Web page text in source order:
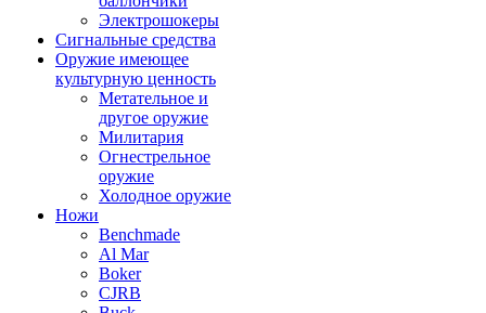
Электрошокеры
Сигнальные средства
Оружие имеющее
культурную ценность
Метательное и
другое оружие
Милитария
Огнестрельное
оружие
Холодное оружие
Ножи
Benchmade
Al Mar
Boker
CJRB